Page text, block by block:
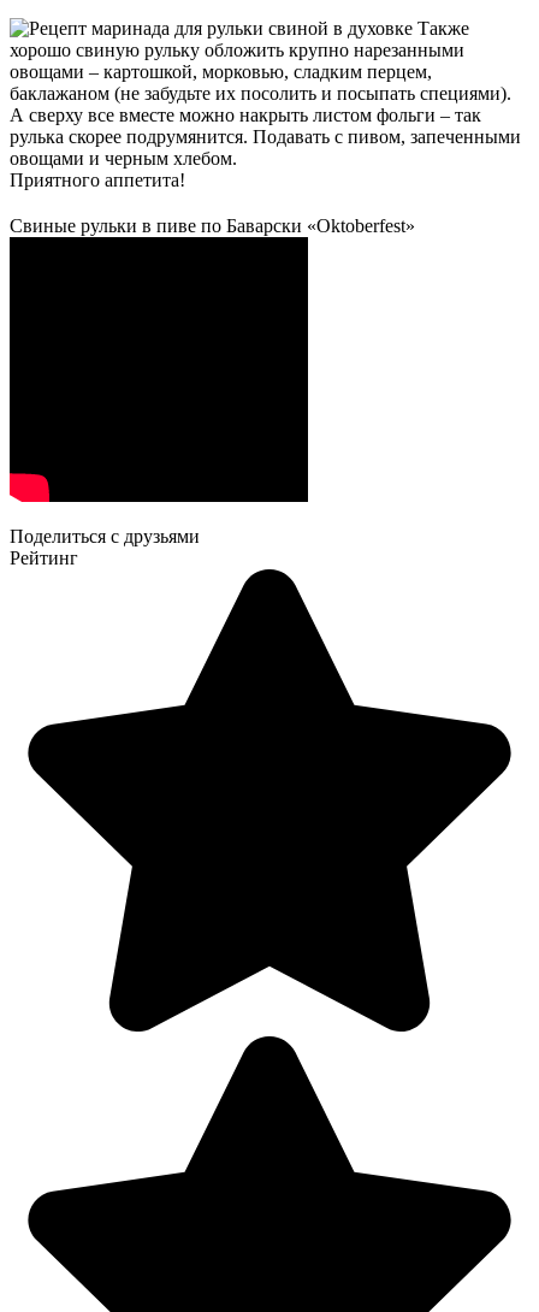
Также
хорошо свиную рульку обложить крупно нарезанными
овощами – картошкой, морковью, сладким перцем,
баклажаном (не забудьте их посолить и посыпать специями).
А сверху все вместе можно накрыть листом фольги – так
рулька скорее подрумянится. Подавать с пивом, запеченными
овощами и черным хлебом.
Приятного аппетита!
Свиные рульки в пиве по Баварски «Oktoberfest»
Поделиться с друзьями
Рейтинг